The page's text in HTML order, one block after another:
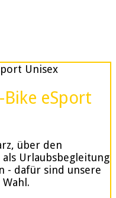
Bike eSport
über den
Urlaubsbegleitung
- dafür sind unsere